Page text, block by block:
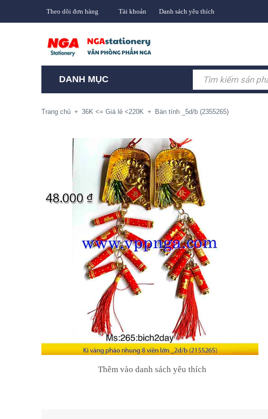
Theo dõi đơn hàng Tài khoản Danh sách yêu thích
DANH MỤC
Trang chủ + 36K <= Giá lẻ <220K + Bàn tính _5d/b (2355265)
Thêm vào danh sách yêu thích